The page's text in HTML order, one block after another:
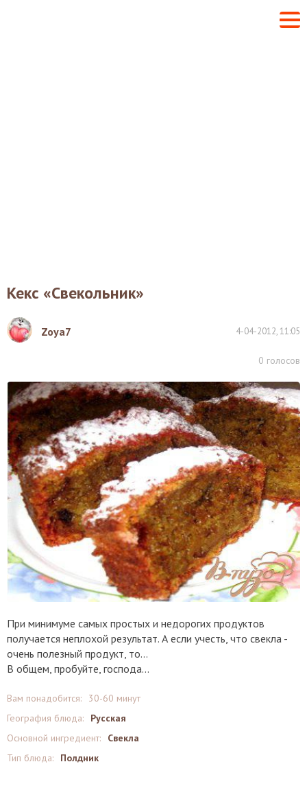
Кекс «Свекольник»
Zoya7 4-04-2012, 11:05
0 голосов
При минимуме самых простых и недорогих продуктов
получается неплохой результат. А если учесть, что свекла -
очень полезный продукт, то...
В общем, пробуйте, господа...
Вам понадобится:
30-60 минут
География блюда:
Русская
Основной ингредиент:
Свекла
Тип блюда:
Полдник